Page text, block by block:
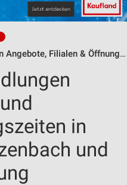
Filialen & Öffnungszeiten
in
und